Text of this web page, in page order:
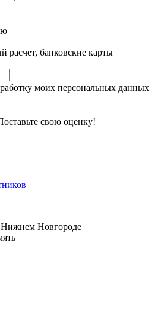
банковские карты
моих персональных данных
свою оценку!
Нижнем Новгороде